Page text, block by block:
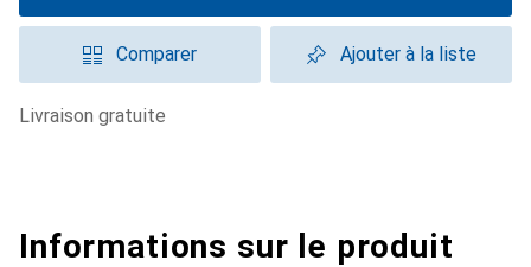
Comparer Ajouter à la liste
livraison gratuite
Informations sur le produit